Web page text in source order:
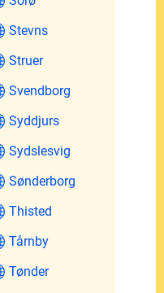
Stevns
Struer
Svendborg
Syddjurs
Sydslesvig
Sønderborg
Thisted
Tårnby
Tønder